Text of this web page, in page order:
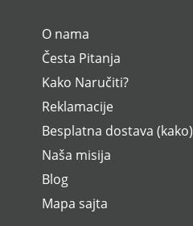
O nama
Česta Pitanja
Kako Naručiti?
Reklamacije
Besplatna dostava (kako)
Naša misija
Blog
Mapa sajta